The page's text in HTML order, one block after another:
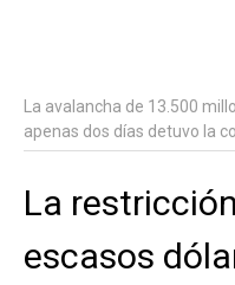
La avalancha de 13.500
apenas dos días detuvo la
La
escasos